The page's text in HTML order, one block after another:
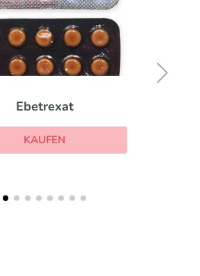
Ebetrexat
KAUFEN